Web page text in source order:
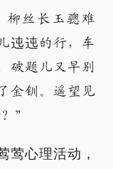
柳丝长玉骢难
迍迍的行，车
破题儿又早别
金钏。遥望见
”
莺心理活动，